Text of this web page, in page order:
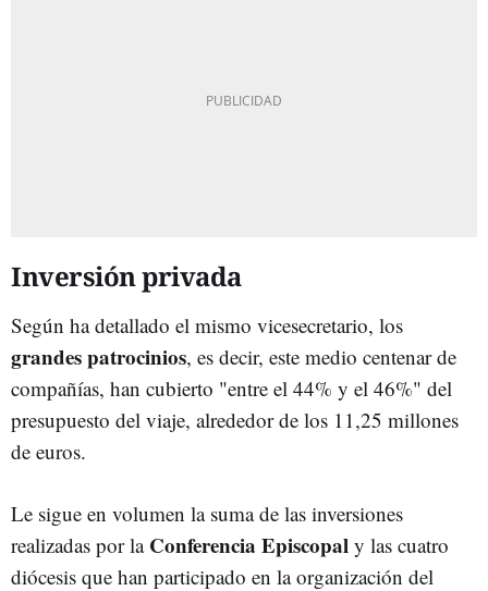
Inversión privada
Según ha detallado el mismo vicesecretario, los
grandes patrocinios, es decir, este medio centenar de
compañías, han cubierto "entre el 44% y el 46%" del
presupuesto del viaje, alrededor de los 11,25 millones
de euros.
Le sigue en volumen la suma de las inversiones
realizadas por la Conferencia Episcopal y las cuatro
diócesis que han participado en la organización del